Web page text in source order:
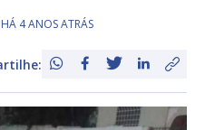
4 ANOS ATRÁS